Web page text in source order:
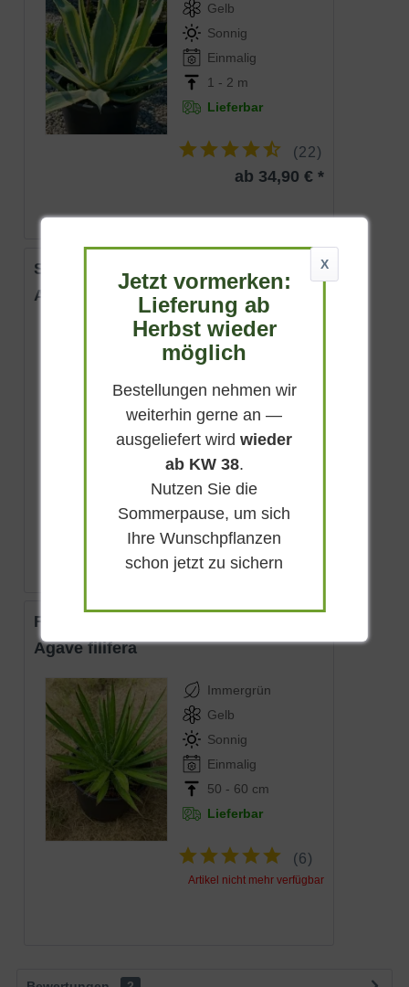
Gelb
Sonnig
Einmalig
1 - 2 m
Lieferbar
(22)
ab 34,90 € *
Agave ferox
Immergrün
Gelb
Sonnig-halbschattig
bis zu 3 m
ab 47,90 € *
Agave filifera
Immergrün
Gelb
Sonnig
Einmalig
50 - 60 cm
Lieferbar
(6)
Artikel nicht mehr verfügbar
X
Jetzt vormerken:
Lieferung ab
Herbst wieder
möglich
Bestellungen nehmen wir
weiterhin gerne an —
ausgeliefert wirdwieder
ab KW 38.
Nutzen Sie die
Sommerpause, um sich
Ihre Wunschpflanzen
schon jetzt zu sichern